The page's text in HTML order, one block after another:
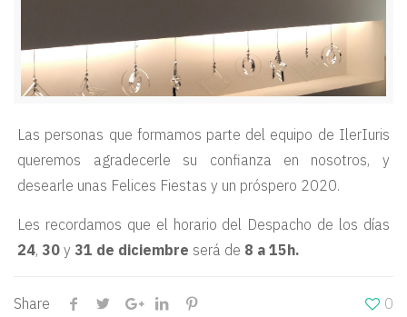
Las personas que formamos parte del equipo de IlerIuris
queremos agradecerle su confianza en nosotros, y
desearle unas Felices Fiestas y un próspero 2020.
Les recordamos que el horario del Despacho de los días
24, 30 y 31 de diciembre será de 8 a 15h.
Share 0